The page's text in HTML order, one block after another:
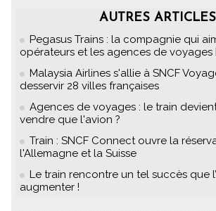
AUTRES ARTICLES
Pegasus Trains : la compagnie qui
opérateurs et les agences de voyages
Malaysia Airlines s'allie à SNCF
desservir 28 villes françaises
Agences de voyages : le train
vendre que l'avion ?
Train : SNCF Connect ouvre la
l'Allemagne et la Suisse
Le train rencontre un tel succès que
augmenter !